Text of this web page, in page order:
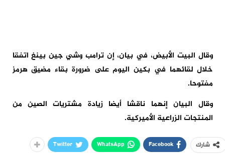
وقال البيت الأبيض، في بيان، إن ترامب وشي جين بينغ اتفقا
خلال لقائهما في بكين اليوم على ضرورة بقاء مضيق هرمز
مفتوحا.
وقال البيان إنهما ناقشا أيضا زيادة مشتريات الصين من
المنتجات الزراعية الأميركية.
شارك Facebook
WhatsApp
Twitter